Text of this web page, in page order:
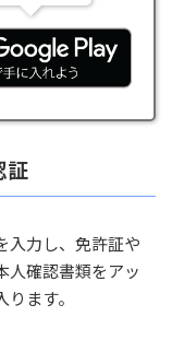
証
入力し、免許証や
人確認書類をアッ
ます。